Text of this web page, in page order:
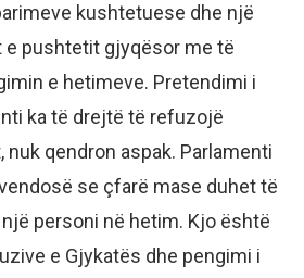
kushtetuese dhe një
e pushtetit gjyqësor me të
e hetimeve. Pretendimi i
ka të drejtë të refuzojë
qendron aspak. Parlamenti
se çfarë mase duhet të
personi në hetim. Kjo është
e Gjykatës dhe pengimi i